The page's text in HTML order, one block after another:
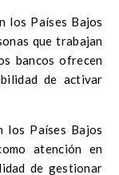
los Países Bajos
que trabajan
bancos ofrecen
de activar
los Países Bajos
atención en
de gestionar